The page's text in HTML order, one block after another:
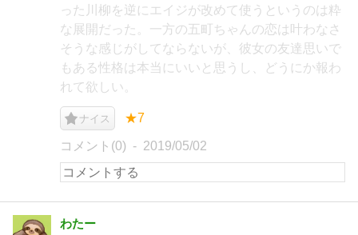
った川柳を逆にエイジが改めて使うというのは粋
な展開だった。一方の五町ちゃんの恋は叶わなさ
そうな感じがしてならないが、彼女の友達思いで
もある性格は本当にいいと思うし、どうにか報わ
れて欲しい。
ナイス ★7
コメント(0) 2019/05/02
わたー